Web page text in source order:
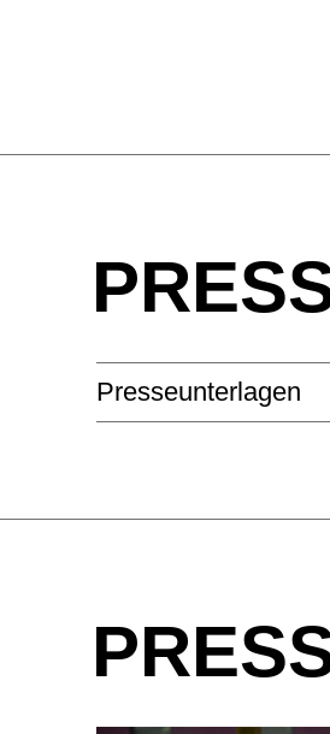
Presseunterlagen